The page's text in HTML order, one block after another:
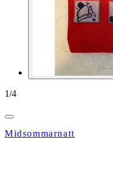
1/4
Midsommarnatt